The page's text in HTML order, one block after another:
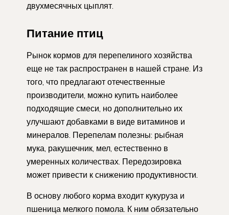
двухмесячных цыплят.
Питание птиц
Рынок кормов для перепелиного хозяйства
еще не так распространен в нашей стране. Из
того, что предлагают отечественные
производители, можно купить наиболее
подходящие смеси, но дополнительно их
улучшают добавками в виде витаминов и
минералов. Перепелам полезны: рыбная
мука, ракушечник, мел, естественно в
умеренных количествах. Передозировка
может привести к снижению продуктивности.
В основу любого корма входит кукуруза и
пшеница мелкого помола. К ним обязательно